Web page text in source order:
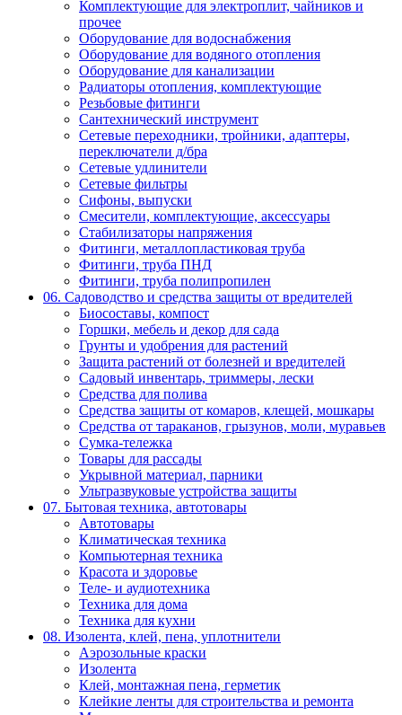
Комплектующие для электроплит, чайников и
прочее
Оборудование для водоснабжения
Оборудование для водяного отопления
Оборудование для канализации
Радиаторы отопления, комплектующие
Резьбовые фитинги
Сантехнический инструмент
Сетевые переходники, тройники, адаптеры,
переключатели д/бра
Сетевые удлинители
Сетевые фильтры
Сифоны, выпуски
Смесители, комплектующие, аксессуары
Стабилизаторы напряжения
Фитинги, металлопластиковая труба
Фитинги, труба ПНД
Фитинги, труба полипропилен
06. Садоводство и средства защиты от вредителей
Биосоставы, компост
Горшки, мебель и декор для сада
Грунты и удобрения для растений
Защита растений от болезней и вредителей
Садовый инвентарь, триммеры, лески
Средства для полива
Средства защиты от комаров, клещей, мошкары
Средства от тараканов, грызунов, моли, муравьев
Сумка-тележка
Товары для рассады
Укрывной материал, парники
Ультразвуковые устройства защиты
07. Бытовая техника, автотовары
Автотовары
Климатическая техника
Компьютерная техника
Красота и здоровье
Теле- и аудиотехника
Техника для дома
Техника для кухни
08. Изолента, клей, пена, уплотнители
Аэрозольные краски
Изолента
Клей, монтажная пена, герметик
Клейкие ленты для строительства и ремонта